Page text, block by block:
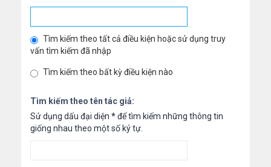
Tìm kiếm theo tất cả điều kiện hoặc sử dụng truy
vấn tìm kiếm đã nhập
Tìm kiếm theo bất kỳ điều kiện nào
Tìm kiếm theo tên tác giả:
Sử dụng dấu đại diện *để tìm kiếm những thông tin
giống nhau theo một số ký tự.